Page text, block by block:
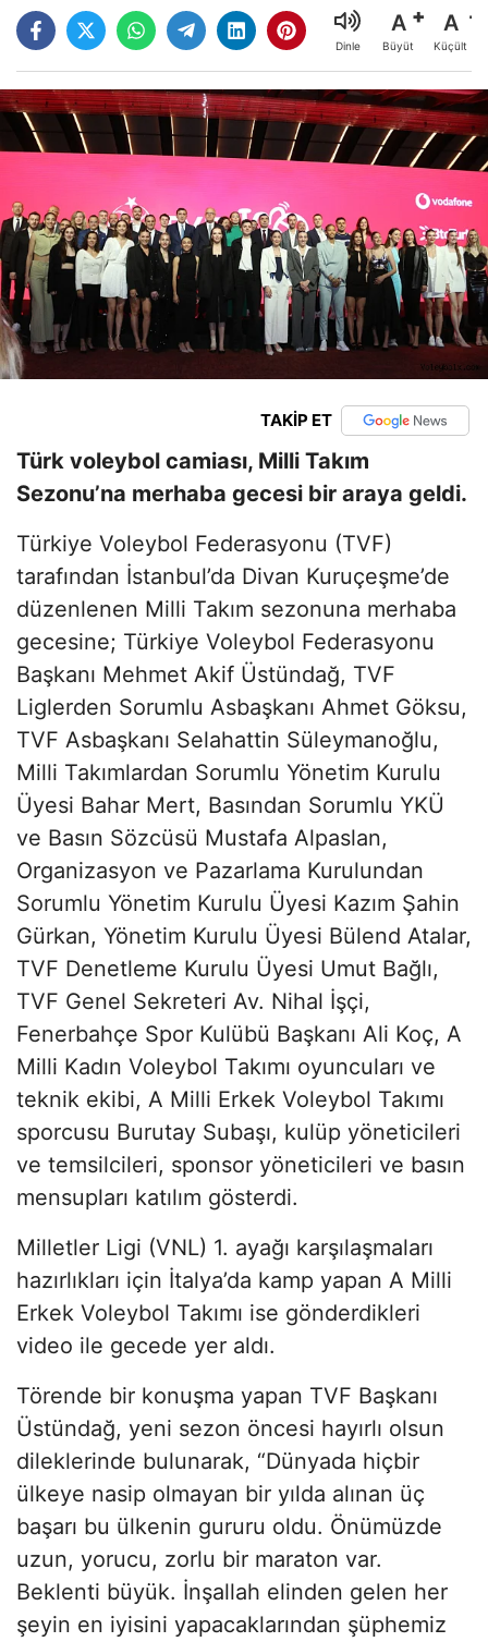
Dinle
A
Büyüt
A
Küçült
TAKİP ET
Türk voleybol camiası, Milli Takım
Sezonu’na merhaba gecesi bir araya geldi.
Türkiye Voleybol Federasyonu (TVF)
tarafından İstanbul’da Divan Kuruçeşme’de
düzenlenen Milli Takım sezonuna merhaba
gecesine; Türkiye Voleybol Federasyonu
Başkanı Mehmet Akif Üstündağ, TVF
Liglerden Sorumlu Asbaşkanı Ahmet Göksu,
TVF Asbaşkanı Selahattin Süleymanoğlu,
Milli Takımlardan Sorumlu Yönetim Kurulu
Üyesi Bahar Mert, Basından Sorumlu YKÜ
ve Basın Sözcüsü Mustafa Alpaslan,
Organizasyon ve Pazarlama Kurulundan
Sorumlu Yönetim Kurulu Üyesi Kazım Şahin
Gürkan, Yönetim Kurulu Üyesi Bülend Atalar,
TVF Denetleme Kurulu Üyesi Umut Bağlı,
TVF Genel Sekreteri Av. Nihal İşçi,
Fenerbahçe Spor Kulübü Başkanı Ali Koç, A
Milli Kadın Voleybol Takımı oyuncuları ve
teknik ekibi, A Milli Erkek Voleybol Takımı
sporcusu Burutay Subaşı, kulüp yöneticileri
ve temsilcileri, sponsor yöneticileri ve basın
mensupları katılım gösterdi.
Milletler Ligi (VNL) 1. ayağı karşılaşmaları
hazırlıkları için İtalya’da kamp yapan A Milli
Erkek Voleybol Takımı ise gönderdikleri
video ile gecede yer aldı.
Törende bir konuşma yapan TVF Başkanı
Üstündağ, yeni sezon öncesi hayırlı olsun
dileklerinde bulunarak, “Dünyada hiçbir
ülkeye nasip olmayan bir yılda alınan üç
başarı bu ülkenin gururu oldu. Önümüzde
uzun, yorucu, zorlu bir maraton var.
Beklenti büyük. İnşallah elinden gelen her
şeyin en iyisini yapacaklarından şüphemiz